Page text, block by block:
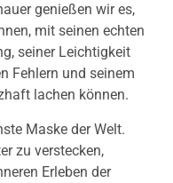
genießen wir es,
mit seinen echten
seiner Leichtigkeit
Fehlern und seinem
lachen können.
Maske der Welt.
zu verstecken,
Erleben der